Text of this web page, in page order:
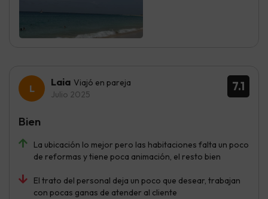
7.1
Laia Viajó en pareja
Julio 2025
La ubicación lo mejor pero las habitaciones falta un poco
de reformas y tiene poca animación, el resto bien
El trato del personal deja un poco que desear, trabajan
con pocas ganas de atender al cliente
Bien